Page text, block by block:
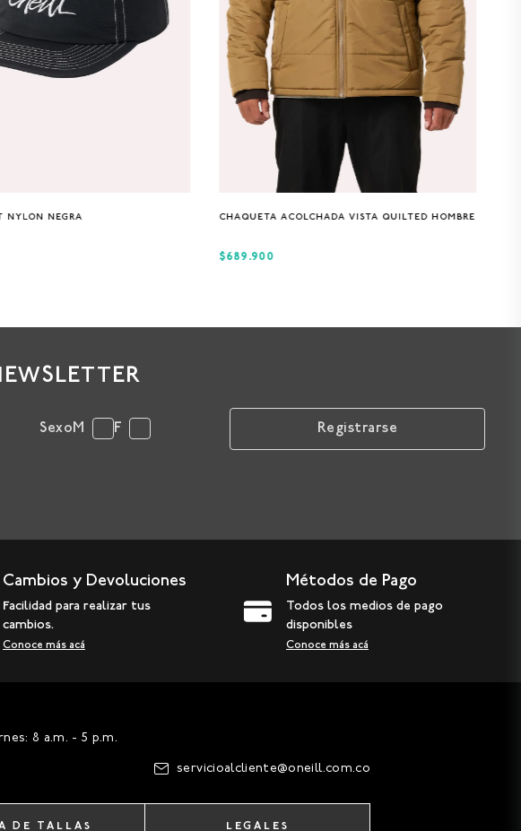
NYLON NEGRA CHAQUETA ACOLCHADA VISTA QUILTED HOMBRE
S M L XL
$689.900
Sexo M F Registrarse
Cambios y Devoluciones
Facilidad para realizar tus
cambios.
Conoce más acá
Métodos de Pago
Todos los medios de pago
disponibles
Conoce más acá
8 a.m. - 5 p.m.
servicioalcliente@oneill.com.co
DE TALLAS LEGALES